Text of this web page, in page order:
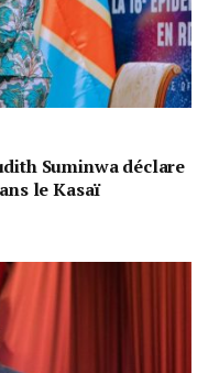
Suminwa déclare
le Kasaï